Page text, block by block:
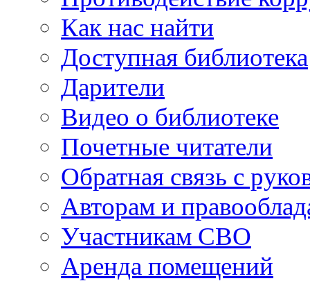
Как нас найти
Доступная библиотека
Дарители
Видео о библиотеке
Почетные читатели
Обратная связь с
Авторам и
Участникам СВО
Аренда помещений